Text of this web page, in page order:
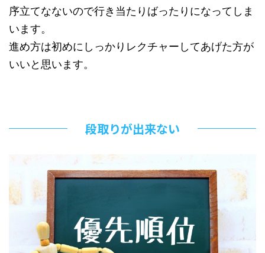
序立てなないので行き当たりばったりになってしま
います。
進め方は初めにしっかりレクチャーしてあげた方が
いいと思います。
段取りが出来ない